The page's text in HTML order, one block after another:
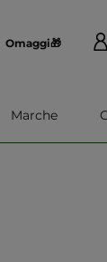
Omaggi🎁
Marche